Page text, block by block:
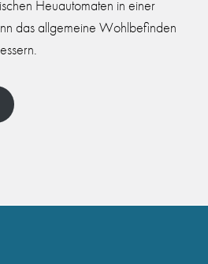
Heuautomaten in einer
das allgemeine Wohlbefinden